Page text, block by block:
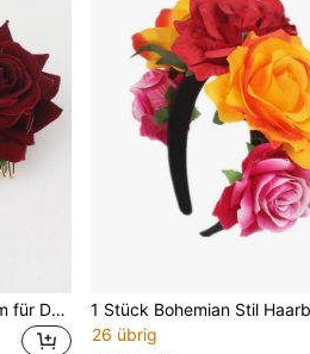
1 Stück Premium-Haarkamm für Damen aus Samt und Legierung mit burgunderroter Rose, böhmischer Braut-Hochzeits-Haarclip mit künstlicher Blume, Kopfschmuck für Urlaub und Party, Haaraccessoire für Schulanfang, Tanz und Abendkleid
26 übrig